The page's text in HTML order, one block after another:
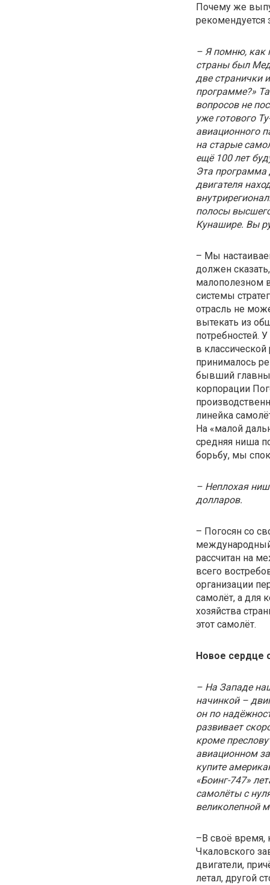
Почему же
рекомендуется
– Я помню, как
страны был
две странички
программе?»
вопросов не
уже готового
авиационного
на старые
ещё 100 лет
Эта программа
двигателя
полосы
Кунашире. Вы
– Мы
должен
малополезном
системы
отрасль не
вытекать из
потребностей.
в
принималось
бывший
корпорации
линейка
На «малой
средняя ниша
борьбу, мы
– Неплохая
долларов.
– Погосян со
рассчитан на
всего
организации
самолёт, а для
хозяйства
этот самолёт.
Новое сердце
– На Западе
начинкой –
он по
развивает
кроме
авиационном
купите
«Боинг-747»
самолёты с
великолепной
–В своё время,
Чкаловского
двигатели,
летал, другой